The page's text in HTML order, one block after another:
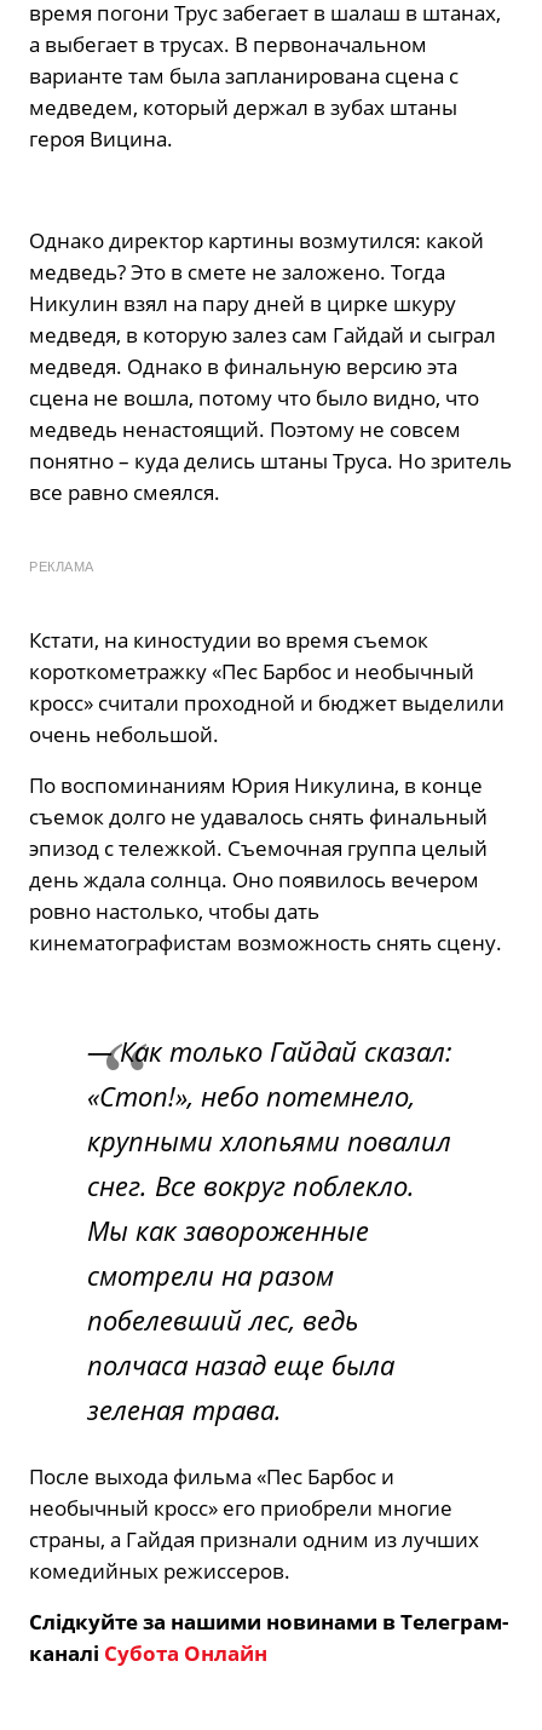
время погони Трус забегает в шалаш в штанах,
а выбегает в трусах. В первоначальном
варианте там была запланирована сцена с
медведем, который держал в зубах штаны
героя Вицина.
Однако директор картины возмутился: какой
медведь? Это в смете не заложено. Тогда
Никулин взял на пару дней в цирке шкуру
медведя, в которую залез сам Гайдай и сыграл
медведя. Однако в финальную версию эта
сцена не вошла, потому что было видно, что
медведь ненастоящий. Поэтому не совсем
понятно – куда делись штаны Труса. Но зритель
все равно смеялся.
РЕКЛАМА
Кстати, на киностудии во время съемок
короткометражку «Пес Барбос и необычный
кросс» считали проходной и бюджет выделили
очень небольшой.
По воспоминаниям Юрия Никулина, в конце
съемок долго не удавалось снять финальный
эпизод с тележкой. Съемочная группа целый
день ждала солнца. Оно появилось вечером
ровно настолько, чтобы дать
кинематографистам возможность снять сцену.
— Как только Гайдай сказал:
«Стоп!», небо потемнело,
крупными хлопьями повалил
снег. Все вокруг поблекло.
Мы как завороженные
смотрели на разом
побелевший лес, ведь
полчаса назад еще была
зеленая трава.
После выхода фильма «Пес Барбос и
необычный кросс» его приобрели многие
страны, а Гайдая признали одним из лучших
комедийных режиссеров.
Слідкуйте за нашими новинами в Телеграм-
каналі Субота Онлайн